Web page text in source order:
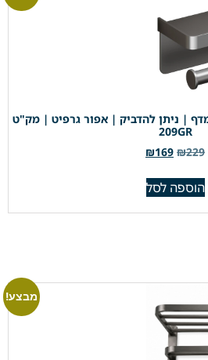
| ניתן להדביק | אפור גרפיט | מק"ט
209GR
₪229
₪169
הוספה לסל
מבצע!